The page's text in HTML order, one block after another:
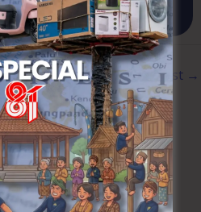
Next Post →
Terkait